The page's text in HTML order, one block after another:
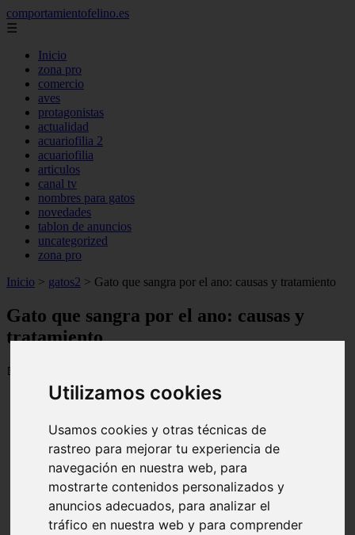
Utilizamos cookies
Usamos cookies y otras técnicas de
rastreo para mejorar tu experiencia de
navegación en nuestra web, para
mostrarte contenidos personalizados y
anuncios adecuados, para analizar el
tráfico en nuestra web y para comprender
comportamientofelino.es
☰
Inicio
zona pro
comercio
aves
protagonistas
actualidad
acuariofilia 2
acuariofilia
articulos
canal tv
nombres para gatos
novedades
tablon de anuncios
uncategorized
zona pro
Inicio > gatos2 > Gato que sangra por el ano: causas y tratamiento
Gato que sangra por el ano: causas y
tratamiento
📅 19/05/2025